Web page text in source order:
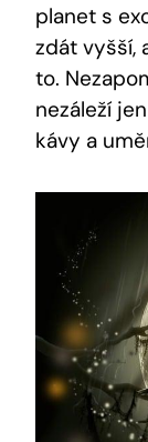
planet s
zdát vyšší,
to.
nezáleží
kávy a